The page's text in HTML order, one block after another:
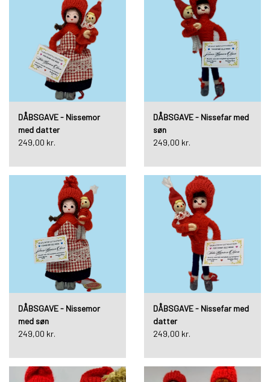
DÅBSGAVE - Nissemor
med datter
249,00 kr.
DÅBSGAVE - Nissefar med
søn
249,00 kr.
DÅBSGAVE - Nissemor
med søn
249,00 kr.
DÅBSGAVE - Nissefar med
datter
249,00 kr.